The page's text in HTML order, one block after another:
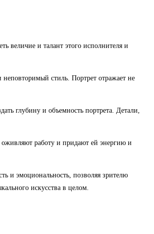
величие и талант этого исполнителя и
стиль. Портрет отражает не
глубину и объемность портрета. Детали,
оживляют работу и придают ей энергию и
и эмоциональность, позволяя зрителю
искусства в целом.